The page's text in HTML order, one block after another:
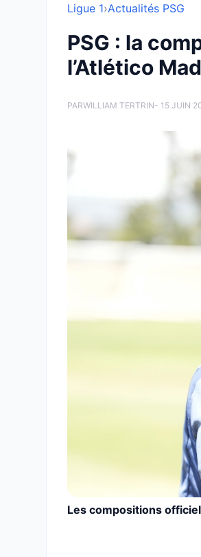
Ligue 1›Actualités PSG
PSG : la
l’Atlético
PARWILLIAM TERTRIN- 15 JUIN
Les compositions